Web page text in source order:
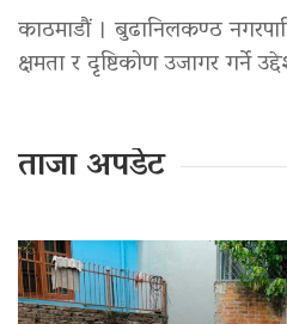
काठमाडौं । बुढानिलकण्ठ
क्षमता र दृष्टिकोण उजागर गर्ने
ताजा अपडेट